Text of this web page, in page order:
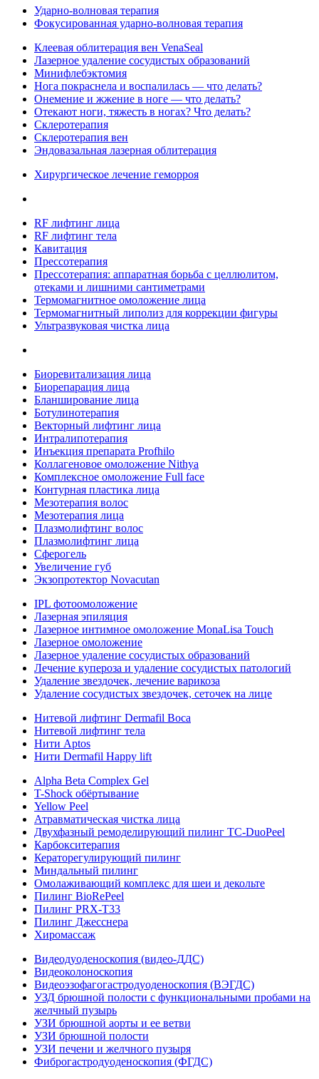
Ударно-волновая терапия
Фокусированная ударно-волновая терапия
Клеевая облитерация вен VenaSeal
Лазерное удаление сосудистых образований
Минифлебэктомия
Нога покраснела и воспалилась — что делать?
Онемение и жжение в ноге — что делать?
Отекают ноги, тяжесть в ногах? Что делать?
Склеротерапия
Склеротерапия вен
Эндовазальная лазерная облитерация
Хирургическое лечение геморроя
RF лифтинг лица
RF лифтинг тела
Кавитация
Прессотерапия
Прессотерапия: аппаратная борьба с целлюлитом,
отеками и лишними сантиметрами
Термомагнитное омоложение лица
Термомагнитный липолиз для коррекции фигуры
Ультразвуковая чистка лица
Биоревитализация лица
Биорепарация лица
Бланширование лица
Ботулинотерапия
Векторный лифтинг лица
Интралипотерапия
Инъекция препарата Profhilo
Коллагеновое омоложение Nithya
Комплексное омоложение Full face
Контурная пластика лица
Мезотерапия волос
Мезотерапия лица
Плазмолифтинг волос
Плазмолифтинг лица
Сферогель
Увеличение губ
Экзопротектор Novacutan
IPL фотоомоложение
Лазерная эпиляция
Лазерное интимное омоложение MonaLisa Touch
Лазерное омоложение
Лазерное удаление сосудистых образований
Лечение купероза и удаление сосудистых патологий
Удаление звездочек, лечение варикоза
Удаление сосудистых звездочек, сеточек на лице
Нитевой лифтинг Dermafil Boca
Нитевой лифтинг тела
Нити Aptos
Нити Dermafil Happy lift
Alpha Beta Complex Gel
T-Shock обёртывание
Yellow Peel
Атравматическая чистка лица
Двухфазный ремоделирующий пилинг TC-DuoPeel
Карбокситерапия
Кераторегулирующий пилинг
Миндальный пилинг
Омолаживающий комплекс для шеи и декольте
Пилинг BioRePeel
Пилинг PRX-T33
Пилинг Джесснера
Хиромассаж
Видеодуоденоскопия (видео-ДДС)
Видеоколоноскопия
Видеоэзофагогастродуоденоскопия (ВЭГДС)
УЗД брюшной полости с функциональными пробами на
желчный пузырь
УЗИ брюшной аорты и ее ветви
УЗИ брюшной полости
УЗИ печени и желчного пузыря
Фиброгастродуоденоскопия (ФГДС)